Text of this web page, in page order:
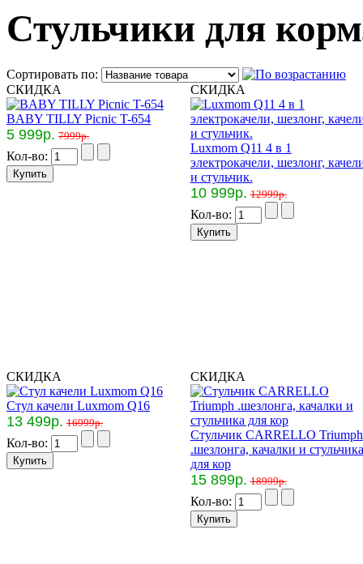
Стульчики для
Сортировать по:
СКИДКА
BABY TILLY Picnic T-654
5 999р. 7999р.
Кол-во:
СКИДКА
Luxmom Q11 4 в 1
электрокачели, шезлонг,
и стульчик.
10 999р. 12999р.
Кол-во:
СКИДКА
Стул качели Luxmom Q16
13 499р. 16999р.
Кол-во:
СКИДКА
Стульчик CARRELLO Triumph
.шезлонга, качалки и стульчика
для кор
15 899р. 18999р.
Кол-во: